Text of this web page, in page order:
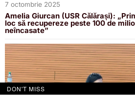
7 octombrie 2025
Amelia Giurcan (USR Călărași):
loc să recupereze peste 100 de
neîncasate”
DON'T MISS